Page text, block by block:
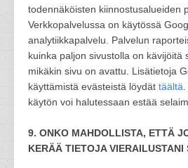
todennäköisten kiinnostusalueiden
Verkkopalvelussa on käytössä
analytiikkapalvelu. Palvelun
kuinka paljon sivustolla on kävijöitä
mikäkin sivu on avattu. Lisätietoja
käyttämistä evästeistä löydät täältä
käytön voi halutessaan estää
9. ONKO MAHDOLLISTA, ETTÄ
KERÄÄ TIETOJA VIERAILUSTANI